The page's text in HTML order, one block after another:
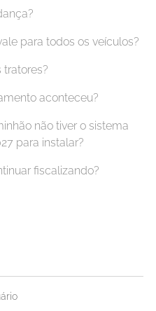
para todos os veículos?
tratores?
aconteceu?
não tiver o sistema
para instalar?
fiscalizando?